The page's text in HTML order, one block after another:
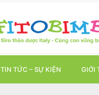
TIN TỨC – SỰ KIỆN GIỚI